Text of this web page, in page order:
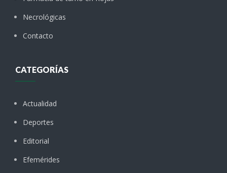
Necrológicas
Contacto
CATEGORÍAS
Actualidad
Deportes
Editorial
Efemérides